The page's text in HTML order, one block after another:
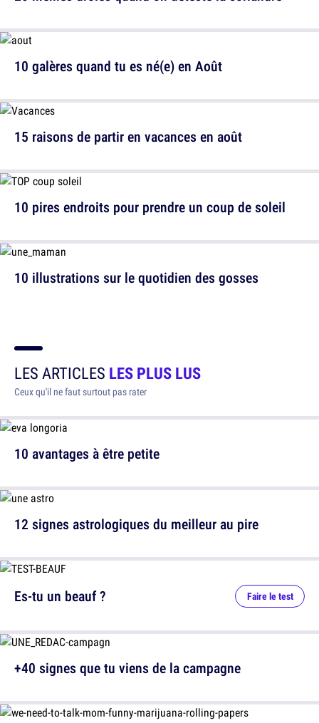
10 galères quand tu es né(e) en Août
10 pires endroits pour prendre un coup de soleil
15 raisons de partir en vacances en août
10 illustrations sur le quotidien des gosses
LES ARTICLES LES PLUS LUS
Ceux qu'il ne faut surtout pas rater
10 avantages à être petite
12 signes astrologiques du meilleur au pire
Es-tu un beauf ? Faire le test
+40 signes que tu viens de la campagne